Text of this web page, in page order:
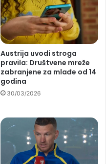
Austrija uvodi stroga
pravila: Društvene mreže
zabranjene za mlađe od 14
godina
30/03/2026